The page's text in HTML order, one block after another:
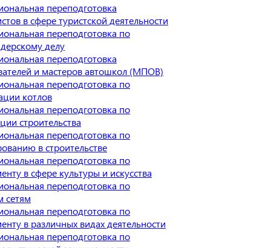
переподготовка
в сфере туристской деятельности
переподготовка по
делу
переподготовка
и мастеров автошкол (МПОВ)
переподготовка по
котлов
переподготовка по
строительства
переподготовка по
в строительстве
переподготовка по
в сфере культуры и искусства
переподготовка по
сетям
переподготовка по
в различных видах деятельности
переподготовка по